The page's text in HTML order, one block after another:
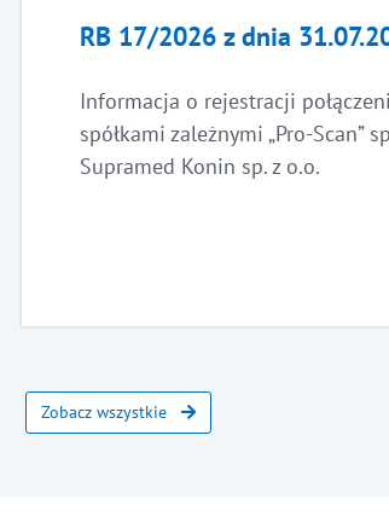
RB 17/2026 z dnia
Informacja o rejestracji
spółkami zależnymi „Pro-Scan”
Supramed Konin sp. z o.o.
Zobacz wszystkie